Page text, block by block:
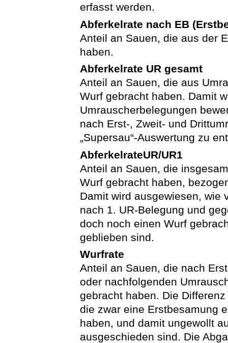
erfasst werden.
Abferkelrate nach EB
Anteil an Sauen, die aus der
haben.
Abferkelrate UR gesamt
Anteil an Sauen, die aus
Wurf gebracht haben. Damit
Umrauscherbelegungen
nach Erst-, Zweit- und
„Supersau“-Auswertung zu
AbferkelrateUR/UR1
Anteil an Sauen, die
Wurf gebracht haben,
Damit wird ausgewiesen, wie
nach 1. UR-Belegung und
doch noch einen Wurf
geblieben sind.
Wurfrate
Anteil an Sauen, die nach
oder nachfolgenden
gebracht haben. Die
die zwar eine Erstbesamung
haben, und damit ungewollt
ausgeschieden sind. Die